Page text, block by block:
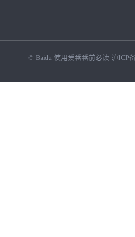
© Baidu 使用爱番番前必读 沪ICP